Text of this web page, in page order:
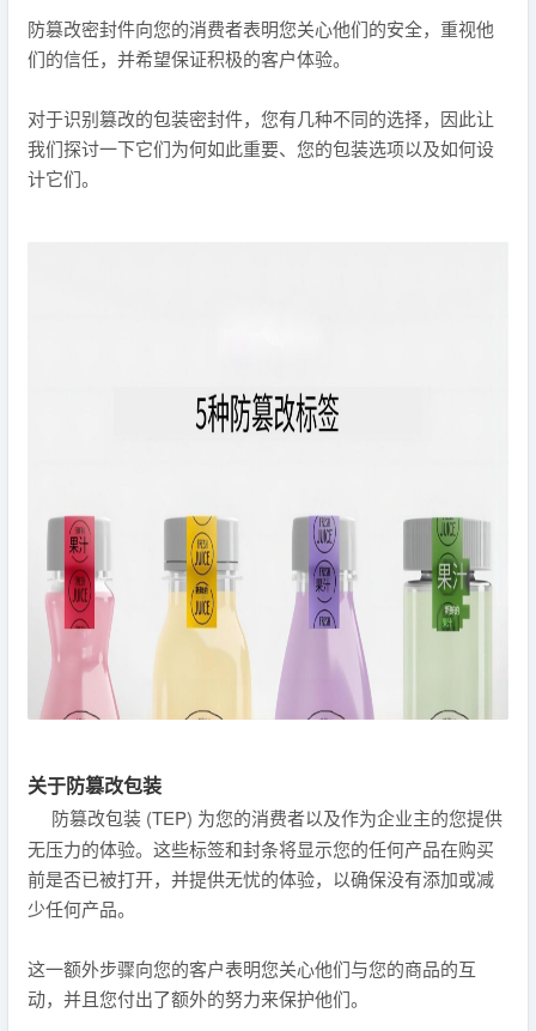
防篡改密封件向您的消费者表明您关心他们的安全，重视他
们的信任，并希望保证积极的客户体验。
对于识别篡改的包装密封件，您有几种不同的选择，因此让
我们探讨一下它们为何如此重要、您的包装选项以及如何设
计它们。
关于防篡改包装
防篡改包装 (TEP) 为您的消费者以及作为企业主的您提供
无压力的体验。这些标签和封条将显示您的任何产品在购买
前是否已被打开，并提供无忧的体验，以确保没有添加或减
少任何产品。
这一额外步骤向您的客户表明您关心他们与您的商品的互
动，并且您付出了额外的努力来保护他们。